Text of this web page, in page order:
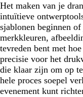
Het maken van je
intuïtieve
sjablonen beginnen
merkkleuren,
tevreden bent met
precisie voor het
die klaar zijn om op
hele proces soepel
evenement kunt